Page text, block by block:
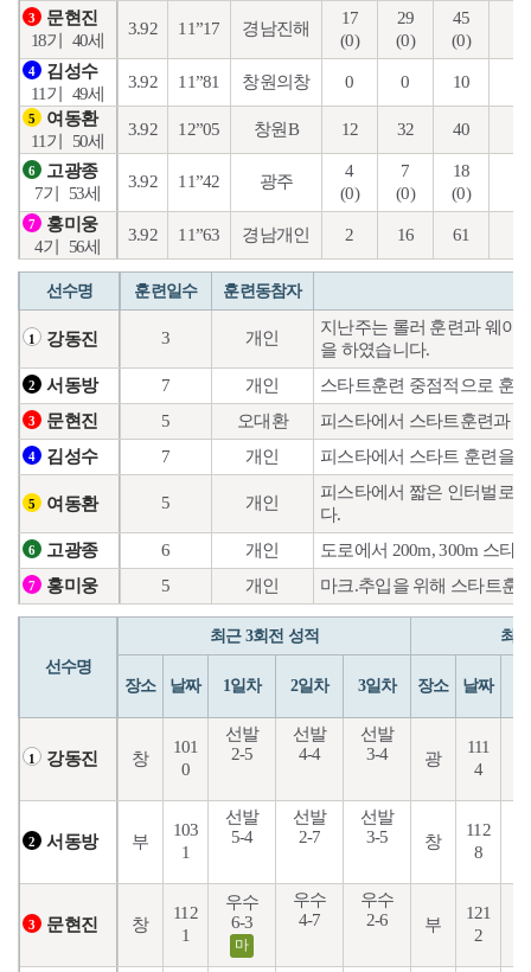
3
문현진
18기
40세
3.92 11”17 경남진해
17
(0)
29
(0)
45
(0)
4
김성수
11기
49세
3.92 11”81 창원의창 0 0 10
5
여동환
11기
50세
3.92 12”05 창원B 12 32 40
6
고광종
7기
53세
3.92 11”42 광주
4
(0)
7
(0)
18
(0)
7
홍미웅
4기
56세
3.92 11”63 경남개인 2 16 61
선수명 훈련일수 훈련동참자
1 강동진 3 개인
지난주는 롤러 훈련과 웨이
을 하였습니다.
2 서동방 7 개인 스타트훈련 중점적으로 훈
3 문현진 5 오대환 피스타에서 스타트훈련과
4 김성수 7 개인 피스타에서 스타트 훈련을
5 여동환 5 개인
피스타에서 짧은 인터벌로
다.
6 고광종 6 개인 도로에서 200m, 300m 스타
7 홍미웅 5 개인 마크.추입을 위해 스타트훈
선수명
최근 3회전 성적 최
장소 날짜 1일차 2일차 3일차 장소 날짜
1 강동진 창
101
0
선발
2-5
선발
4-4
선발
3-4
광
111
4
2 서동방 부
103
1
선발
5-4
선발
2-7
선발
3-5
창
112
8
3 문현진 창
112
1
우수
6-3
마
우수
4-7
우수
2-6
부
121
2